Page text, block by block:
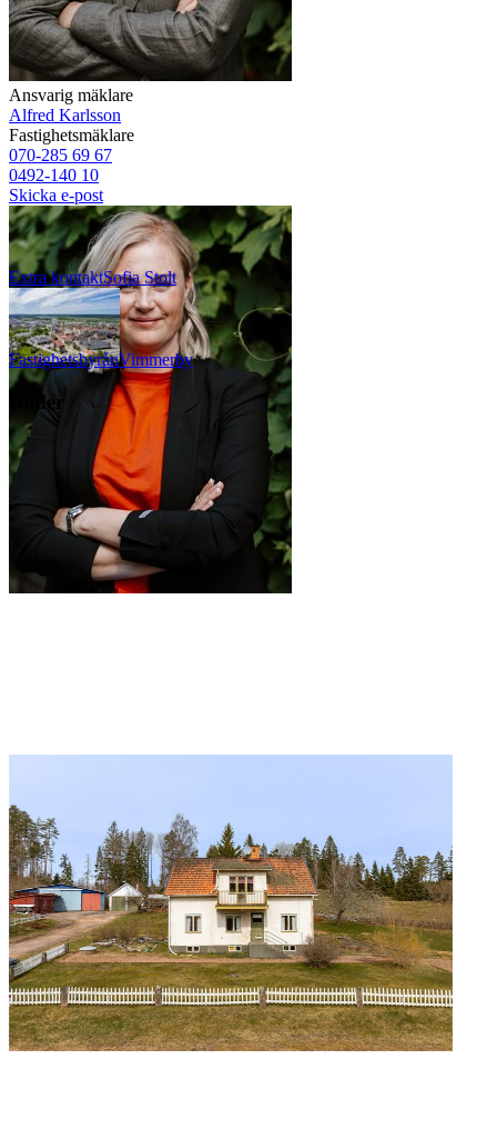
Ansvarig mäklare
Alfred Karlsson
Fastighetsmäklare
070-285 69 67
0492-140 10
Skicka e-post
Extra kontaktSofia Stolt
FastighetsbyrånVimmerby
Bilder